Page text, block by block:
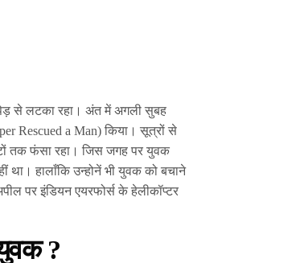
से लटका रहा। अंत में अगली सुबह
Rescued a Man) किया। सूत्रों से
तक फंसा रहा। जिस जगह पर युवक
था। हालाँकि उन्होनें भी युवक को बचाने
पर इंडियन एयरफोर्स के हेलीकॉप्टर
?